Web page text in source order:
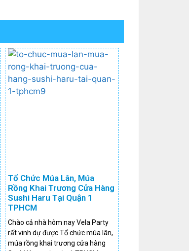
Tổ Chức Múa Lân, Múa
Rồng Khai Trương Cửa Hàng
Sushi Haru Tại Quận 1
TPHCM
Chào cả nhà hôm nay Vela Party
rất vinh dự được Tổ chức múa lân,
múa rồng khai trương cửa hàng